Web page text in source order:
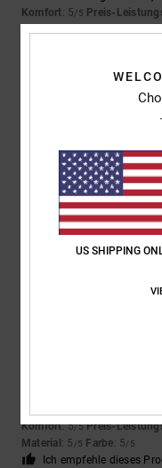
Komfort: 5/5 Preis-
25. Juni 2026
Weil zufrieden sind.
Komfort: 4/5 Preis-
Material: 4/5 Farbe: 5/5
Ich empfehle dieses
Komfort: 5/5 Preis-
Material : 5 /5 Farbe: 5/5
Ich empfehle dieses
US SHIPPING